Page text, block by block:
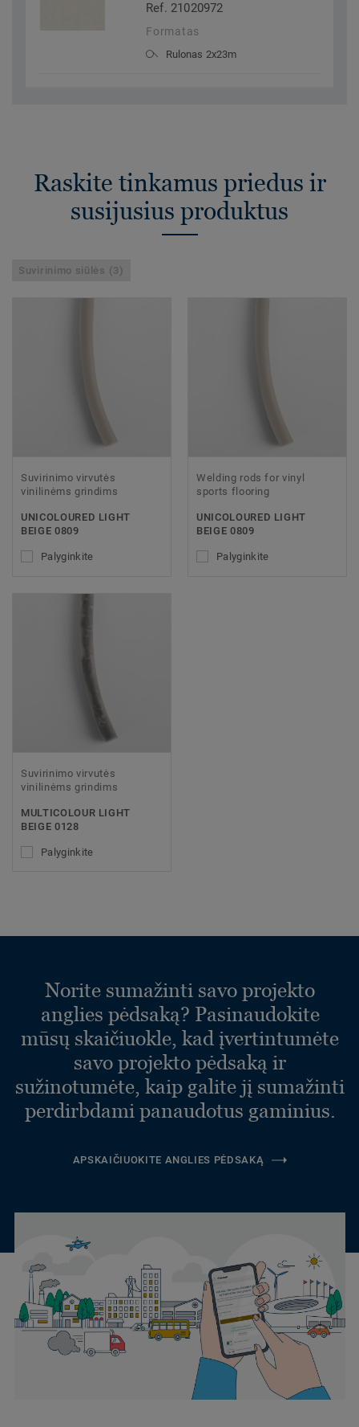
Ref. 21020972
Formatas
Rulonas 2x23m
Raskite tinkamus priedus ir
susijusius produktus
Suvirinimo siūlės (3)
Suvirinimo virvutės
vinilinėms grindims
UNICOLOURED LIGHT
BEIGE 0809
Palyginkite
Welding rods for vinyl
sports flooring
UNICOLOURED LIGHT
BEIGE 0809
Palyginkite
Suvirinimo virvutės
vinilinėms grindims
MULTICOLOUR LIGHT
BEIGE 0128
Palyginkite
Norite sumažinti savo projekto
anglies pėdsaką? Pasinaudokite
mūsų skaičiuokle, kad įvertintumėte
savo projekto pėdsaką ir
sužinotumėte, kaip galite jį sumažinti
perdirbdami panaudotus gaminius.
APSKAIČIUOKITE ANGLIES PĖDSAKĄ